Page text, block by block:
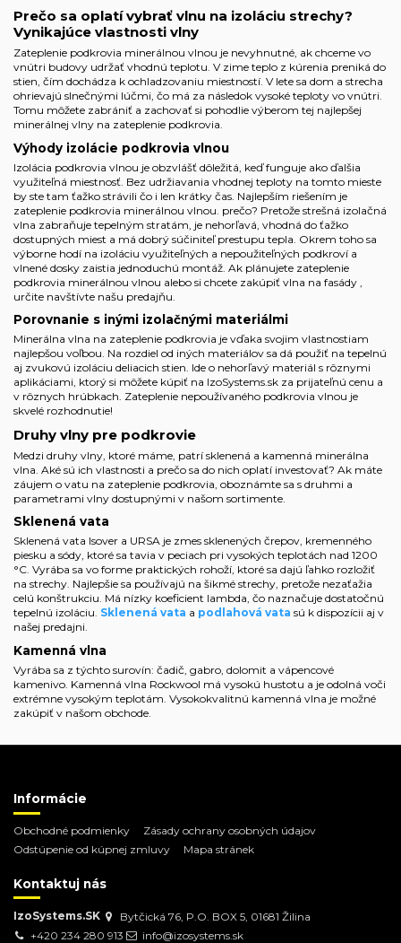
Prečo sa oplatí vybrať vlnu na izoláciu strechy?
Vynikajúce vlastnosti vlny
Zateplenie podkrovia minerálnou vlnou je nevyhnutné, ak chceme vo
vnútri budovy udržať vhodnú teplotu. V zime teplo z kúrenia preniká do
stien, čím dochádza k ochladzovaniu miestností. V lete sa dom a strecha
ohrievajú slnečnými lúčmi, čo má za následok vysoké teploty vo vnútri.
Tomu môžete zabrániť a zachovať si pohodlie výberom tej najlepšej
minerálnej vlny na zateplenie podkrovia.
Výhody izolácie podkrovia vlnou
Izolácia podkrovia vlnou je obzvlášť dôležitá, keď funguje ako ďalšia
využiteľná miestnosť. Bez udržiavania vhodnej teploty na tomto mieste
by ste tam ťažko strávili čo i len krátky čas. Najlepším riešením je
zateplenie podkrovia minerálnou vlnou. prečo? Pretože strešná izolačná
vlna zabraňuje tepelným stratám, je nehorľavá, vhodná do ťažko
dostupných miest a má dobrý súčiniteľ prestupu tepla. Okrem toho sa
výborne hodí na izoláciu využiteľných a nepoužiteľných podkroví a
vlnené dosky zaistia jednoduchú montáž. Ak plánujete zateplenie
podkrovia minerálnou vlnou alebo si chcete zakúpiť vlna na fasády
určite navštívte našu predajňu.
Porovnanie s inými izolačnými materiálmi
Minerálna vlna na zateplenie podkrovia je vďaka svojim vlastnostiam
najlepšou voľbou. Na rozdiel od iných materiálov sa dá použiť na tepelnú
aj zvukovú izoláciu deliacich stien. Ide o nehorľavý materiál s rôznymi
aplikáciami, ktorý si môžete kúpiť na IzoSystems.sk za prijateľnú cenu a
v rôznych hrúbkach. Zateplenie nepoužívaného podkrovia vlnou je
skvelé rozhodnutie!
Druhy vlny pre podkrovie
Medzi druhy vlny, ktoré máme, patrí sklenená a kamenná minerálna
vlna. Aké sú ich vlastnosti a prečo sa do nich oplatí investovať? Ak máte
záujem o vatu na zateplenie podkrovia, oboznámte sa s druhmi a
parametrami vlny dostupnými v našom sortimente.
Sklenená vata
Sklenená vata Isover a URSA je zmes sklenených črepov, kremenného
piesku a sódy, ktoré sa tavia v peciach pri vysokých teplotách nad 1200
°C. Vyrába sa vo forme praktických rohoží, ktoré sa dajú ľahko rozložiť
na strechy. Najlepšie sa používajú na šikmé strechy, pretože nezaťažia
celú konštrukciu. Má nízky koeficient lambda, čo naznačuje dostatočnú
tepelnú izoláciu. Sklenená vata a podlahová vata sú k dispozícii aj v
našej predajni.
Kamenná vlna
Vyrába sa z týchto surovín: čadič, gabro, dolomit a vápencové
kamenivo. Kamenná vlna Rockwool má vysokú hustotu a je odolná voči
extrémne vysokým teplotám. Vysokokvalitnú kamenná vlna je možné
zakúpiť v našom obchode.
Informácie
Obchodné podmienky
Zásady ochrany osobných údajov
Odstúpenie od kúpnej zmluvy
Mapa stránek
Kontaktuj nás
IzoSystems.SK
Bytčická 76, P.O. BOX 5, 01681 Žilina
+420 234 280 913
info@izosystems.sk